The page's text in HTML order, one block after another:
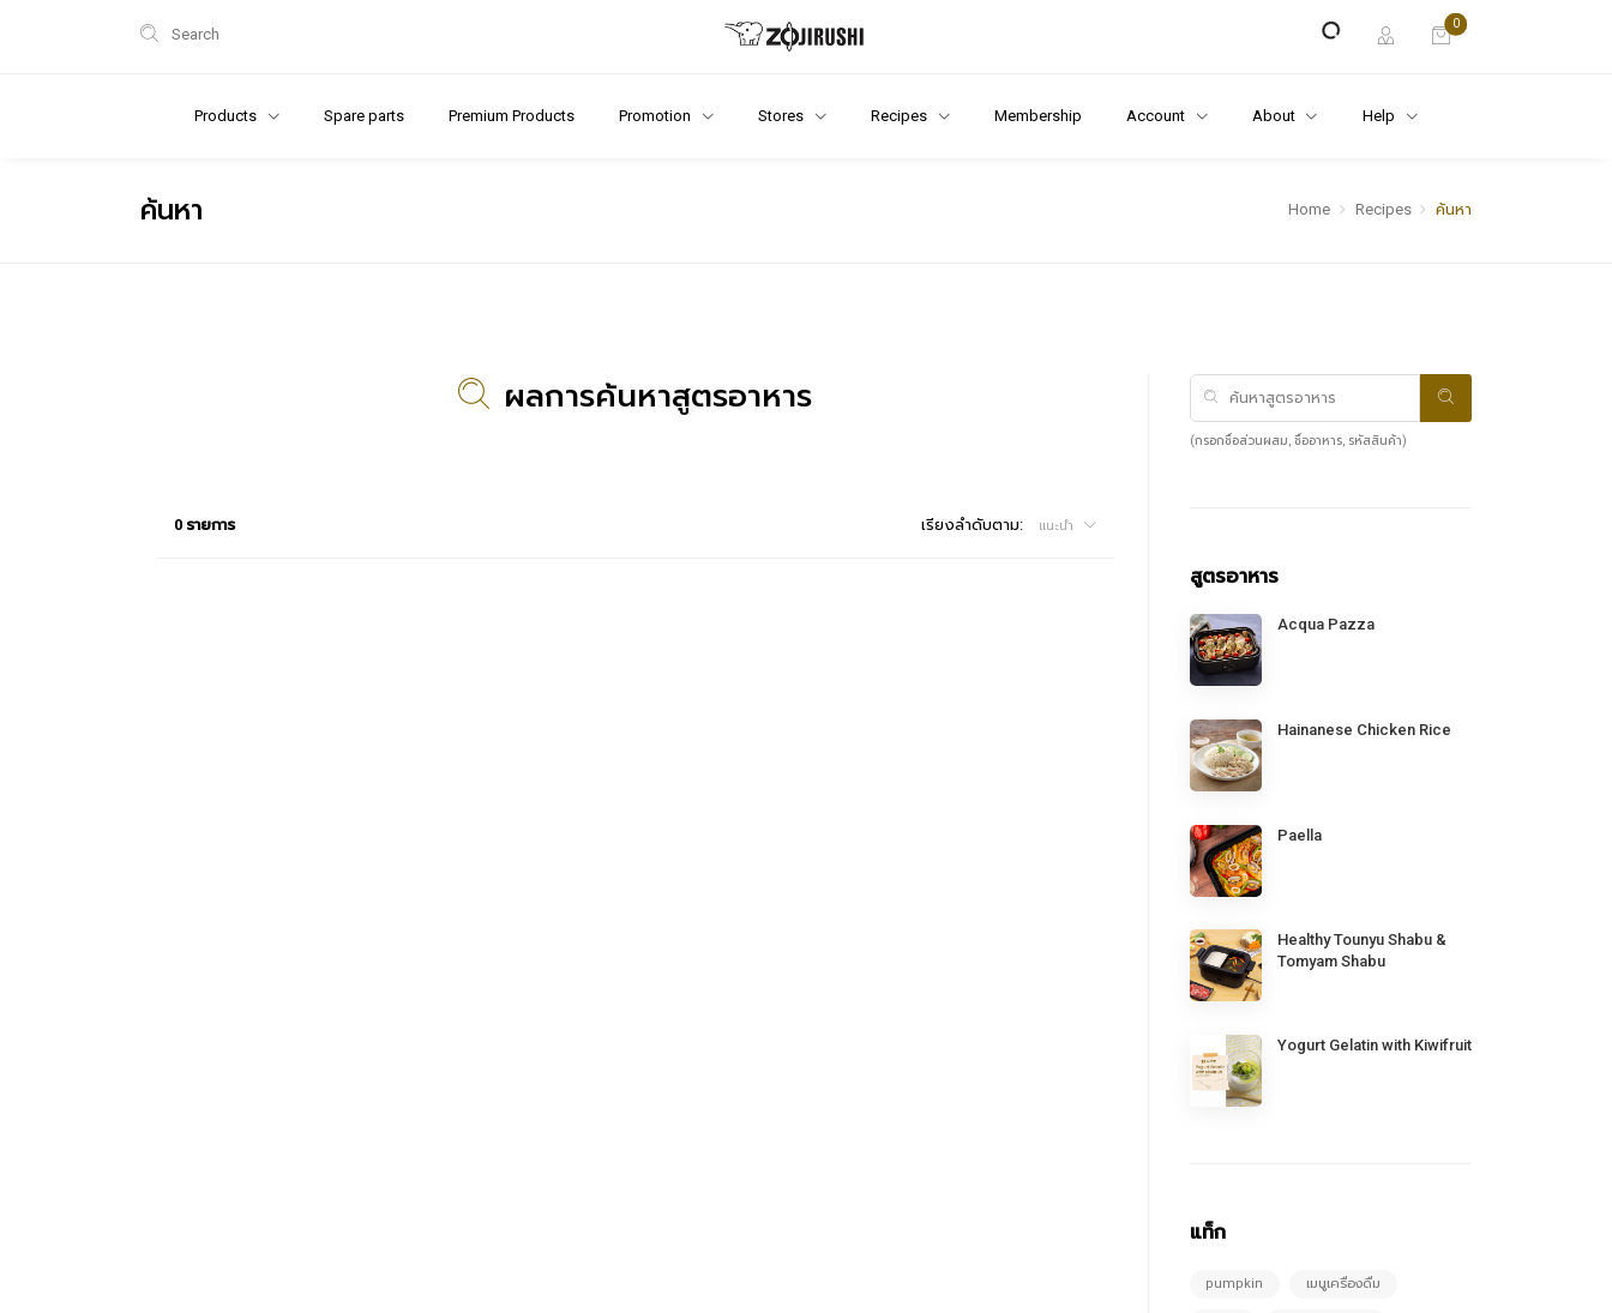
Search
0
Products Spare parts Premium Products Promotion Stores Recipes Membership Account About Help
ค้นหา Home Recipes ค้นหา
ผลการค้นหาสูตรอาหาร
0 รายการ เรียงลำดับตาม: แนะนำ
(กรอกชื่อส่วนผสม, ชื่ออาหาร, รหัสสินค้า)
สูตรอาหาร
Acqua Pazza
Hainanese Chicken Rice
Paella
Healthy Tounyu Shabu &
Tomyam Shabu
Yogurt Gelatin with Kiwifruit
แท็ก
pumpkin เมนูเครื่องดื่ม